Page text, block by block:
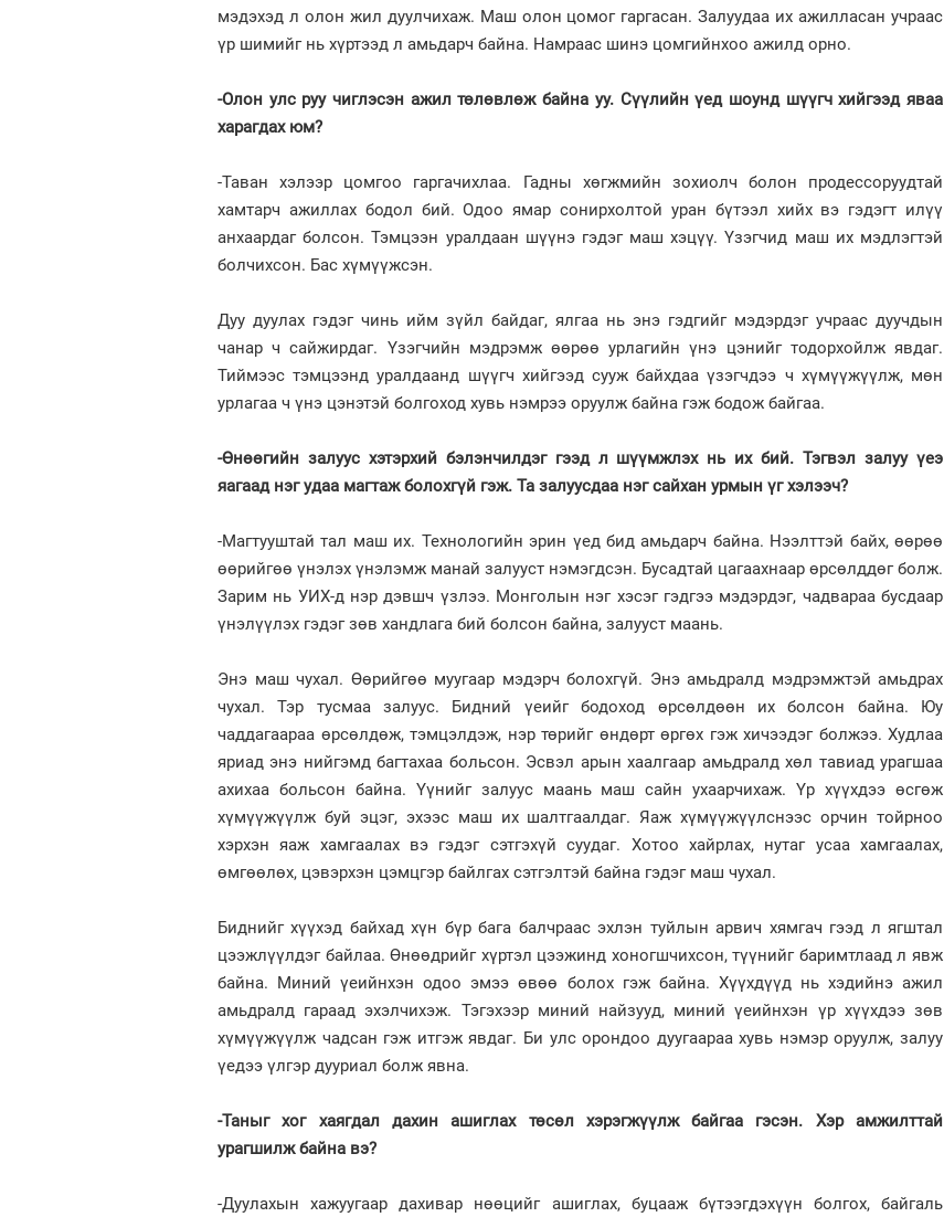
мэдэхэд л олон жил дуулчихаж. Маш олон цомог гаргасан. Залуудаа их ажилласан учраас
үр шимийг нь хүртээд л амьдарч байна. Намраас шинэ цомгийнхоо ажилд орно.
-Олон улс руу чиглэсэн ажил төлөвлөж байна уу. Сүүлийн үед шоунд шүүгч хийгээд яваа
харагдах юм?
-Таван хэлээр цомгоо гаргачихлаа. Гадны хөгжмийн зохиолч болон продессоруудтай
хамтарч ажиллах бодол бий. Одоо ямар сонирхолтой уран бүтээл хийх вэ гэдэгт илүү
анхаардаг болсон. Тэмцээн уралдаан шүүнэ гэдэг маш хэцүү. Үзэгчид маш их мэдлэгтэй
болчихсон. Бас хүмүүжсэн.
Дуу дуулах гэдэг чинь ийм зүйл байдаг, ялгаа нь энэ гэдгийг мэдэрдэг учраас дуучдын
чанар ч сайжирдаг. Үзэгчийн мэдрэмж өөрөө урлагийн үнэ цэнийг тодорхойлж явдаг.
Тиймээс тэмцээнд уралдаанд шүүгч хийгээд сууж байхдаа үзэгчдээ ч хүмүүжүүлж, мөн
урлагаа ч үнэ цэнэтэй болгоход хувь нэмрээ оруулж байна гэж бодож байгаа.
-Өнөөгийн залуус хэтэрхий бэлэнчилдэг гээд л шүүмжлэх нь их бий. Тэгвэл залуу үеэ
яагаад нэг удаа магтаж болохгүй гэж. Та залуусдаа нэг сайхан урмын үг хэлээч?
-Магтууштай тал маш их. Технологийн эрин үед бид амьдарч байна. Нээлттэй байх, өөрөө
өөрийгөө үнэлэх үнэлэмж манай залууст нэмэгдсэн. Бусадтай цагаахнаар өрсөлддөг болж.
Зарим нь УИХ-д нэр дэвшч үзлээ. Монголын нэг хэсэг гэдгээ мэдэрдэг, чадвараа бусдаар
үнэлүүлэх гэдэг зөв хандлага бий болсон байна, залууст маань.
Энэ маш чухал. Өөрийгөө муугаар мэдэрч болохгүй. Энэ амьдралд мэдрэмжтэй амьдрах
чухал. Тэр тусмаа залуус. Бидний үеийг бодоход өрсөлдөөн их болсон байна. Юу
чаддагаараа өрсөлдөж, тэмцэлдэж, нэр төрийг өндөрт өргөх гэж хичээдэг болжээ. Худлаа
яриад энэ нийгэмд багтахаа больсон. Эсвэл арын хаалгаар амьдралд хөл тавиад урагшаа
ахихаа больсон байна. Үүнийг залуус маань маш сайн ухаарчихаж. Үр хүүхдээ өсгөж
хүмүүжүүлж буй эцэг, эхээс маш их шалтгаалдаг. Яаж хүмүүжүүлснээс орчин тойрноо
хэрхэн яаж хамгаалах вэ гэдэг сэтгэхүй суудаг. Хотоо хайрлах, нутаг усаа хамгаалах,
өмгөөлөх, цэвэрхэн цэмцгэр байлгах сэтгэлтэй байна гэдэг маш чухал.
Биднийг хүүхэд байхад хүн бүр бага балчраас эхлэн туйлын арвич хямгач гээд л ягштал
цээжлүүлдэг байлаа. Өнөөдрийг хүртэл цээжинд хоногшчихсон, түүнийг баримтлаад л явж
байна. Миний үеийнхэн одоо эмээ өвөө болох гэж байна. Хүүхдүүд нь хэдийнэ ажил
амьдралд гараад эхэлчихэж. Тэгэхээр миний найзууд, миний үеийнхэн үр хүүхдээ зөв
хүмүүжүүлж чадсан гэж итгэж явдаг. Би улс орондоо дуугаараа хувь нэмэр оруулж, залуу
үедээ үлгэр дууриал болж явна.
-Таныг хог хаягдал дахин ашиглах төсөл хэрэгжүүлж байгаа гэсэн. Хэр амжилттай
урагшилж байна вэ?
-Дуулахын хажуугаар дахивар нөөцийг ашиглах, буцааж бүтээгдэхүүн болгох, байгаль